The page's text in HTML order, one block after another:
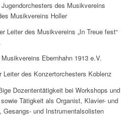
des Musikvereins
Musikvereins Holler
Leiter des Musikvereins „In Treue fest“
Ebernhahn 1913 e.V.
des Konzertorchesters Koblenz
Dozententätigkeit bei Workshops und
Tätigkeit als Organist, Klavier- und
Gesangs- und Instrumentalsolisten